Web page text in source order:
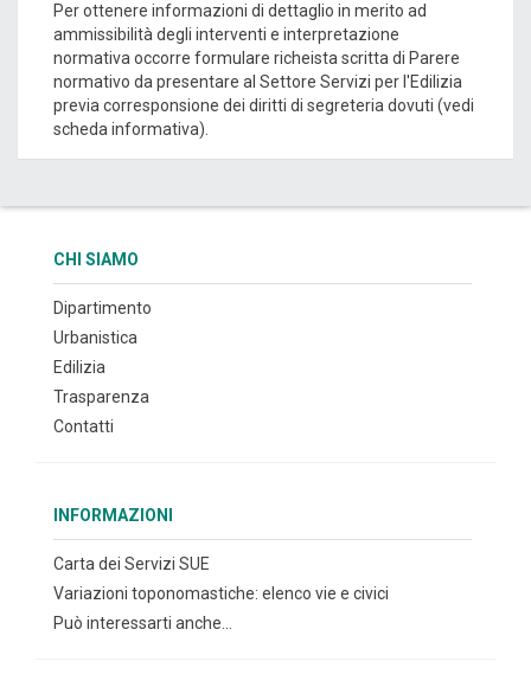
Per ottenere informazioni di dettaglio in merito ad
ammissibilità degli interventi e interpretazione
normativa occorre formulare richeista scritta di Parere
normativo da presentare al Settore Servizi per l'Edilizia
previa corresponsione dei diritti di segreteria dovuti (vedi
scheda informativa).
CHI SIAMO
Dipartimento
Urbanistica
Edilizia
Trasparenza
Contatti
INFORMAZIONI
Carta dei Servizi SUE
Variazioni toponomastiche: elenco vie e civici
Può interessarti anche...